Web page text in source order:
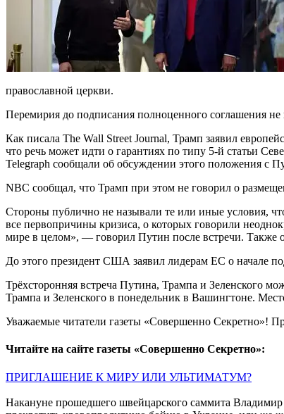
православной церкви.
Перемирия до подписания полноценного соглашения не
Как писала The Wall Street Journal, Трамп заявил
что речь может идти о гарантиях по типу 5-й статьи
Telegraph сообщали об обсуждении этого положения с
NBC сообщал, что Трамп при этом не говорил о
Стороны публично не называли те или иные условия,
все первопричины кризиса, о которых говорили
мире в целом», — говорил Путин после встречи. Также
До этого президент США заявил лидерам ЕС о начале
Трёхсторонняя встреча Путина, Трампа и Зеленского
Трампа и Зеленского в понедельник в Вашингтоне.
Уважаемые читатели газеты «Совершенно Секретно»!
Читайте на сайте газеты «Совершенно Секретно»:
ПРИГЛАШЕНИЕ К МИРУ ИЛИ УЛЬТИМАТУМ?
Накануне прошедшего швейцарского саммита